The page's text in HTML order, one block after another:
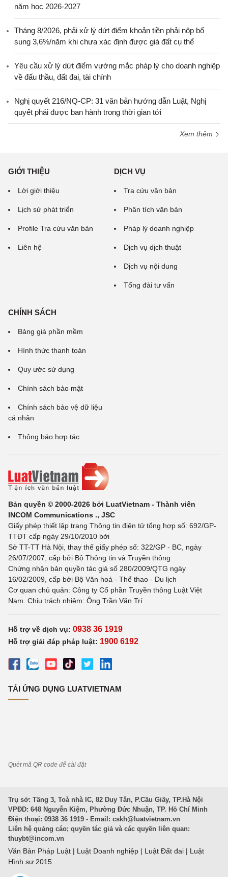
năm học 2026-2027
Tháng 8/2026, phải xử lý dứt điểm khoản tiền phải nộp bổ
sung 3,6%/năm khi chưa xác định được giá đất cụ thể
Yêu cầu xử lý dứt điểm vướng mắc pháp lý cho doanh nghiệp
về đấu thầu, đất đai, tài chính
Nghị quyết 216/NQ-CP: 31 văn bản hướng dẫn Luật, Nghị
quyết phải được ban hành trong thời gian tới
Xem thêm
GIỚI THIỆU
Lời giới thiệu
Lịch sử phát triển
Profile Tra cứu văn bản
Liên hệ
DỊCH VỤ
Tra cứu văn bản
Phân tích văn bản
Pháp lý doanh nghiệp
Dịch vụ dịch thuật
Dịch vụ nội dung
Tổng đài tư vấn
CHÍNH SÁCH
Bảng giá phần mềm
Hình thức thanh toán
Quy ước sử dụng
Chính sách bảo mật
Chính sách bảo vệ dữ liệu
cá nhân
Thông báo hợp tác
Bản quyền © 2000-2026 bởi LuatVietnam - Thành viên
INCOM Communications ., JSC
Giấy phép thiết lập trang Thông tin điện tử tổng hợp số: 692/GP-
TTĐT cấp ngày 29/10/2010 bởi
Sở TT-TT Hà Nội, thay thế giấy phép số: 322/GP - BC, ngày
26/07/2007, cấp bởi Bộ Thông tin và Truyền thông
Chứng nhận bản quyền tác giả số 280/2009/QTG ngày
16/02/2009, cấp bởi Bộ Văn hoá - Thể thao - Du lịch
Cơ quan chủ quản: Công ty Cổ phần Truyền thông Luật Việt
Nam. Chịu trách nhiệm: Ông Trần Văn Trí
Hỗ trợ về dịch vụ: 0938 36 1919
Hỗ trợ giải đáp pháp luật: 1900 6192
TẢI ỨNG DỤNG LUATVIETNAM
Quét mã QR code để cài đặt
Trụ sở: Tầng 3, Toà nhà IC, 82 Duy Tân, P.Cầu Giấy, TP.Hà Nội
VPĐD: 648 Nguyễn Kiệm, Phường Đức Nhuận, TP. Hồ Chí Minh
Điện thoại: 0938 36 1919 - Email: cskh@luatvietnam.vn
Liên hệ quảng cáo; quyền tác giả và các quyền liên quan:
thuybt@incom.vn
Văn Bản Pháp Luật | Luật Doanh nghiệp | Luật Đất đai | Luật
Hình sự 2015